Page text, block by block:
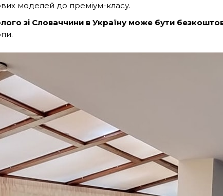
моделей до преміум-класу.
зі Словаччини в Україну може бути